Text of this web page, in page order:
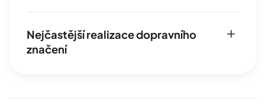
Nejčastější realizace dopravního
značení